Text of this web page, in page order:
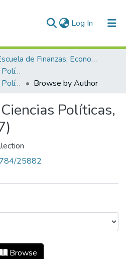
Log In (current)
Escuela de Finanzas, Economía y Gobierno
Cuadernos de Ciencias Políticas
Cuadernos de Ciencias Políticas, Núm. 07 (2017)
Browse by Author
Políticas,
25882
de Ciencias
Browse